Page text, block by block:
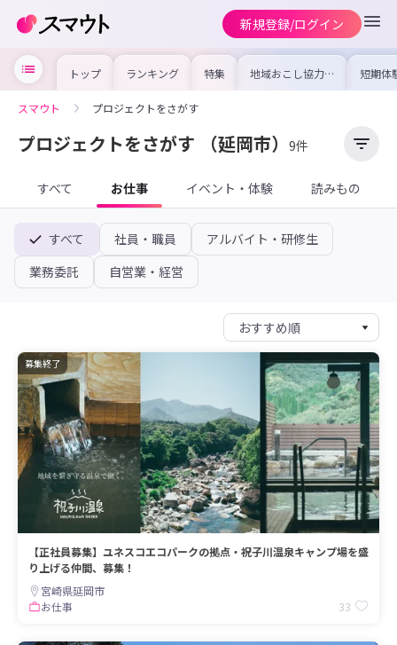
新規登録/ログイン
トップ ランキング 特集 地域おこし協力隊
の求人やイベント
を集めました！仕
けよう
短期体
り〜数
域を知
スマウト プロジェクトをさがす
プロジェクトをさがす （延岡市） 9件
すべて お仕事 イベント・体験 読みもの
すべて 社員・職員
アルバイト・研修生
業務委託
自営業・経営
募集終了
【正社員募集】ユネスコエコパークの拠点・祝子川温泉キャンプ場を盛
り上げる仲間、募集！
宮崎県延岡市
お仕事
33